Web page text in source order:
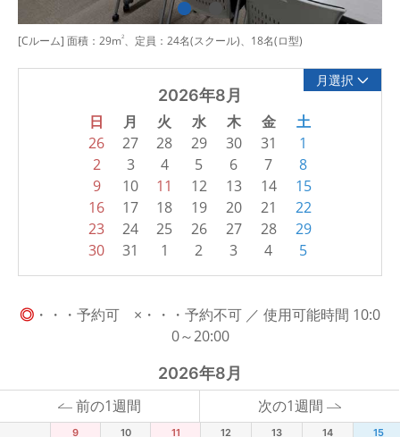
[Cルーム] 面積：29m2、定員：24名(スクール)、18名(ロ型)
月選択
2026年8月
日 月 火 水 木 金 土
26 27 28 29 30 31
1
2
3 4 5 6 7
8
9
10 11 12 13 14
15
16
17 18 19 20 21
22
23
24 25 26 27 28
29
30
31 1 2 3 4 5
◎ ・・・予約可 ×・・・予約不可 ／ 使用可能時間 10:0
0～20:00
2026年8月
前の1週間 次の1週間
9
10
11
12
13
14
15